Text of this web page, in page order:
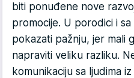
biti ponuđene nove
promocije. U porodici i
pokazati pažnju, jer mali
napraviti veliku razliku.
komunikaciju sa ljudima